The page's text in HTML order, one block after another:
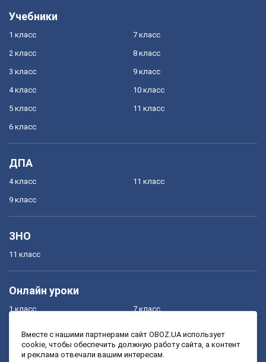
Учебники
1 класс
2 класс
3 класс
4 класс
5 класс
6 класс
7 класс
8 класс
9 класс
10 класс
11 класс
ДПА
4 класс
9 класс
11 класс
ЗНО
11 класс
Онлайн уроки
1 класс
3 класс
7 класс
9 класс
Вместе с нашими партнерами сайт OBOZ.UA использует
cookie, чтобы обеспечить должную работу сайта, а контент
и реклама отвечали вашим интересам.